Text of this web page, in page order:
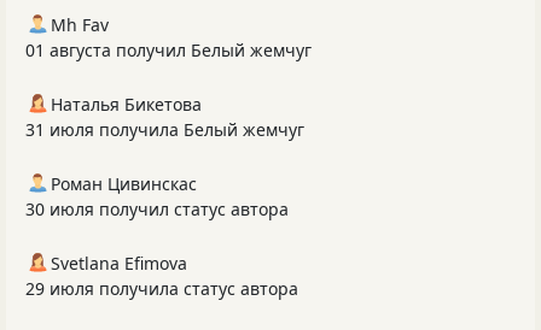
Mh Fav
01 августа получил Белый жемчуг
Наталья Бикетова
31 июля получила Белый жемчуг
Роман Цивинскас
30 июля получил статус автора
Svetlana Efimova
29 июля получила статус автора